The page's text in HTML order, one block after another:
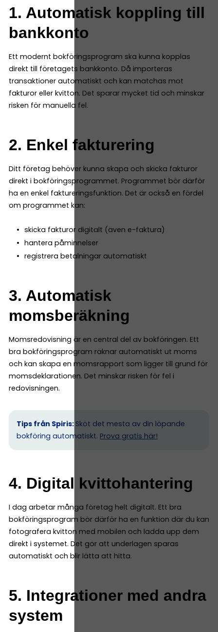
1. Automatisk koppling till
bankkonto
Ett modernt bokföringsprogram ska kunna kopplas
direkt till företagets bankkonto. Då importeras
transaktioner automatiskt och kan matchas mot
fakturor eller kvitton. Det sparar mycket tid och minskar
risken för manuella fel.
2. Enkel fakturering
Ditt företag behöver kunna skapa och skicka fakturor
direkt i bokföringsprogrammet. Programmet bör därför
ha en enkel faktureringsfunktion. Det är också en fördel
om programmet kan:
skicka fakturor digitalt (även e-faktura)
hantera påminnelser
registrera betalningar automatiskt
3. Automatisk
momsberäkning
Momsredovisning är en central del av bokföringen. Ett
bra bokföringsprogram räknar automatiskt ut moms
och kan skapa en momsrapport som ligger till grund för
momsdeklarationen. Det minskar risken för fel i
redovisningen.
Tips från Spiris: Sköt det mesta av din löpande
bokföring automatiskt. Prova gratis här!
4. Digital kvittohantering
I dag arbetar många företag helt digitalt. Ett bra
bokföringsprogram bör därför ha en funktion där du kan
fotografera kvitton med mobilen och ladda upp dem
direkt i systemet. Det gör att underlagen sparas
automatiskt och blir lätta att hitta.
5. Integrationer med andra
system